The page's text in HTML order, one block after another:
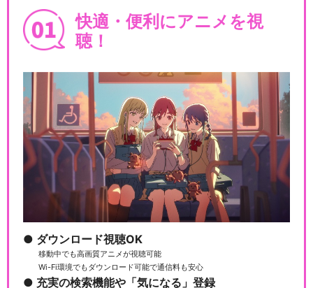
快適・便利にアニメを視
聴！
ダウンロード視聴OK
移動中でも高画質アニメが視聴可能
Wi-Fi環境でもダウンロード可能で通信料も安心
充実の検索機能や「気になる」登録